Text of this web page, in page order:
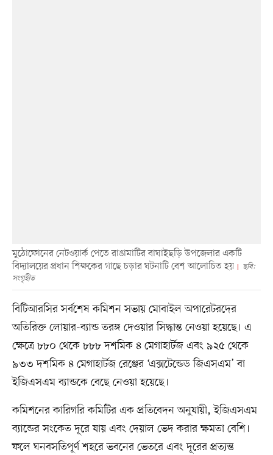
মুঠোফোনের নেটওয়ার্ক পেতে রাঙামাটির বাঘাইছড়ি উপজেলার একটি
বিদ্যালয়ের প্রধান শিক্ষকের গাছে চড়ার ঘটনাটি বেশ আলোচিত হয়
ছবি:
সংগৃহীত
বিটিআরসির সর্বশেষ কমিশন সভায় মোবাইল অপারেটরদের
অতিরিক্ত লোয়ার-ব্যান্ড তরঙ্গ দেওয়ার সিদ্ধান্ত নেওয়া হয়েছে। এ
ক্ষেত্রে ৮৮০ থেকে ৮৮৮ দশমিক ৪ মেগাহার্টজ এবং ৯২৫ থেকে
৯৩৩ দশমিক ৪ মেগাহার্টজ রেঞ্জের ‘এক্সটেন্ডেড জিএসএম’ বা
ইজিএসএম ব্যান্ডকে বেছে নেওয়া হয়েছে।
কমিশনের কারিগরি কমিটির এক প্রতিবেদন অনুযায়ী, ইজিএসএম
ব্যান্ডের সংকেত দূরে যায় এবং দেয়াল ভেদ করার ক্ষমতা বেশি।
ফলে ঘনবসতিপূর্ণ শহরে ভবনের ভেতরে এবং দূরের প্রত্যন্ত